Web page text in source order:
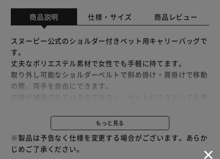
商品説明 仕様・サイズ 商品レビュー
スヌーピー公式のショルダー付きペット用キャリーバッグで
す。
丈夫なポリエステル素材で女性でも手軽に持てます。
取り外し可能なショルダーベルトで斜め掛け・肩掛けで移動
の際、両手を自由にできます。
側面と上部に入口があり、どちらからでも出し入れできま
全部閉めてもサイドがメッシュ仕様になっており通気性を確
保しています。
もっと見る
※製品は予告なく仕様を変更する場合がございます。あらか
じめご了承ください。